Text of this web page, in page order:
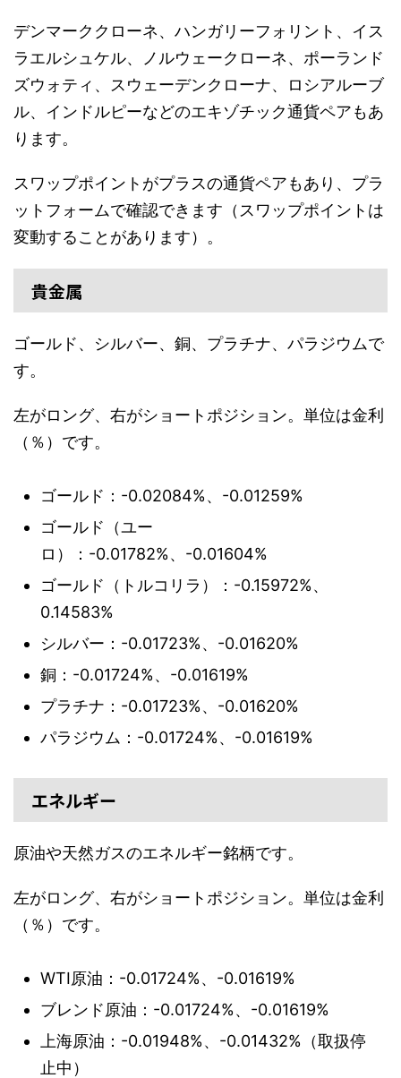
デンマーククローネ、ハンガリーフォリント、イス
ラエルシュケル、ノルウェークローネ、ポーランド
ズウォティ、スウェーデンクローナ、ロシアルーブ
ル、インドルピーなどのエキゾチック通貨ペアもあ
ります。
スワップポイントがプラスの通貨ペアもあり、プラ
ットフォームで確認できます（スワップポイントは
変動することがあります）。
貴金属
ゴールド、シルバー、銅、プラチナ、パラジウムで
す。
左がロング、右がショートポジション。単位は金利
（％）です。
ゴールド：-0.02084%、-0.01259%
ゴールド（ユー
ロ）：-0.01782%、-0.01604%
ゴールド（トルコリラ）：-0.15972%、
0.14583%
シルバー：-0.01723%、-0.01620%
銅：-0.01724%、-0.01619%
プラチナ：-0.01723%、-0.01620%
パラジウム：-0.01724%、-0.01619%
エネルギー
原油や天然ガスのエネルギー銘柄です。
左がロング、右がショートポジション。単位は金利
（％）です。
WTI原油：-0.01724%、-0.01619%
ブレンド原油：-0.01724%、-0.01619%
上海原油：-0.01948%、-0.01432%（取扱停
止中）